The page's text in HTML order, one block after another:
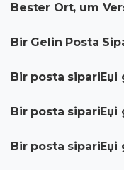
Bester Ort, um
Bir Gelin Posta
Bir posta sipariЕџi
Bir posta
Bir posta